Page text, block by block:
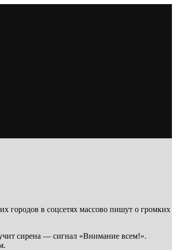
городов в соцсетях массово пишут о громких
сирена — сигнал «Внимание всем!».